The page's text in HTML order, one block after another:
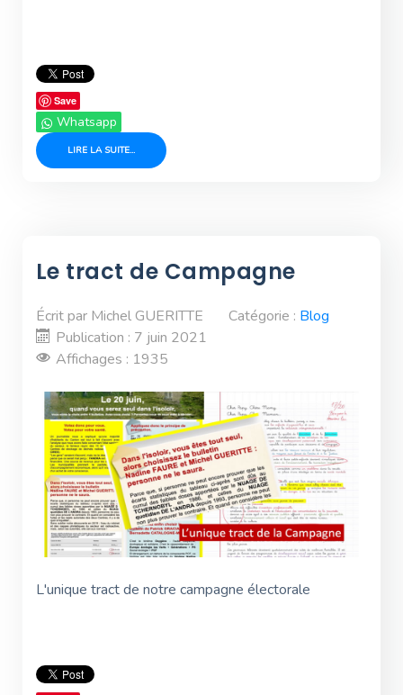
Save
Whatsapp
LIRE LA SUITE...
Le tract de Campagne
Écrit par Michel GUERITTE Catégorie : Blog
Publication : 7 juin 2021
Affichages : 1935
L'unique tract de notre campagne électorale